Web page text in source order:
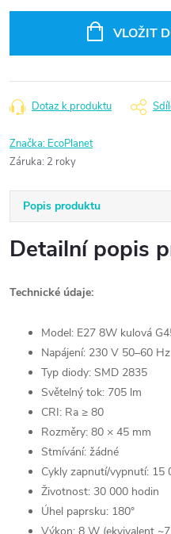
VLOŽIT
Dotaz k produktu
Značka: EcoPlanet
Záruka: 2 roky
Popis produktu
Detailní popis
Technické údaje:
Model: E27 8W kulová
Napájení: 230 V 50–60 Hz
Typ diody: SMD 2835
Světelný tok: 705 lm
CRI: Ra ≥ 80
Rozměry: 80 × 45 mm
Stmívání: žádné
Cykly zapnutí/vypnutí: 15
Životnost: 30 000 hodin
Úhel paprsku: 180°